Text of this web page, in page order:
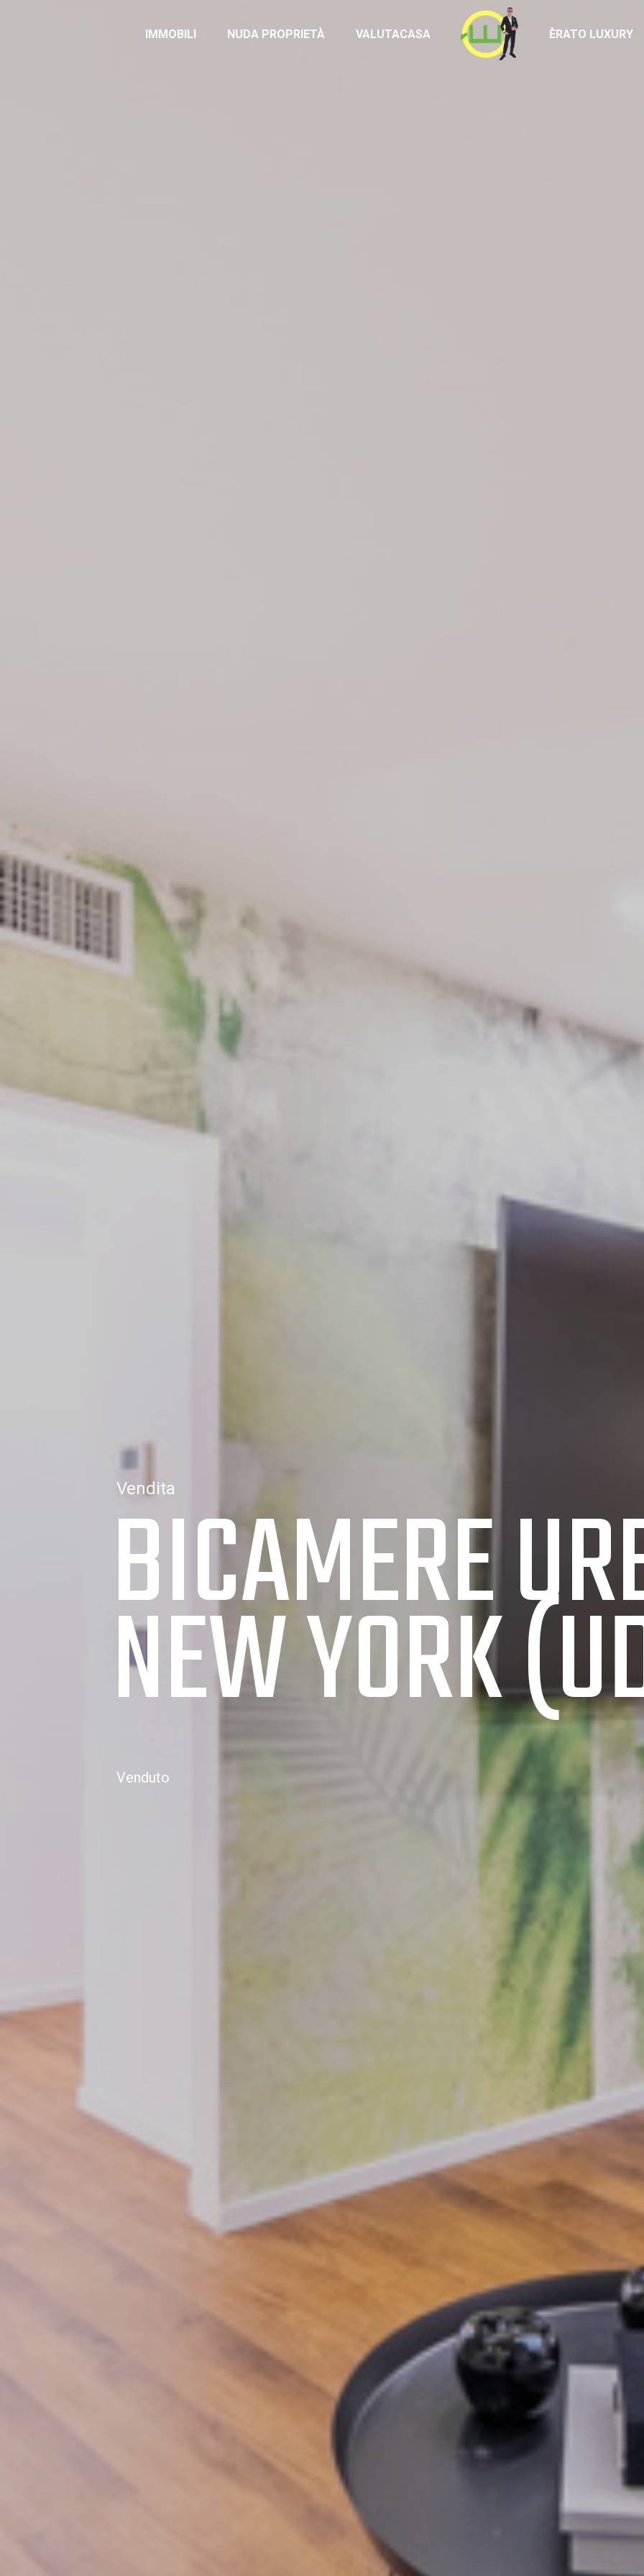
IMMOBILI NUDA PROPRIETÀ VALUTACASA
Homepage
ÈRATO LUXURY
Vendita
BICAMERE
NEW YORK
Venduto